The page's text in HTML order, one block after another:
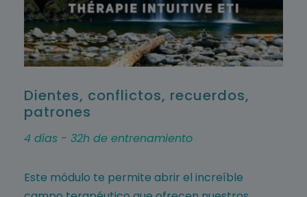
Dientes, conflictos, recuerdos,
patrones
4 días - 32h de entrenamiento
Este módulo te permite abrir el increíble